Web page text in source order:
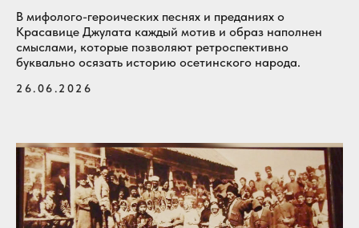
В мифолого-героических песнях и преданиях о
Красавице Джулата каждый мотив и образ наполнен
смыслами, которые позволяют ретроспективно
буквально осязать историю осетинского народа.
26.06.2026